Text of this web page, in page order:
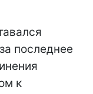
последнее
к